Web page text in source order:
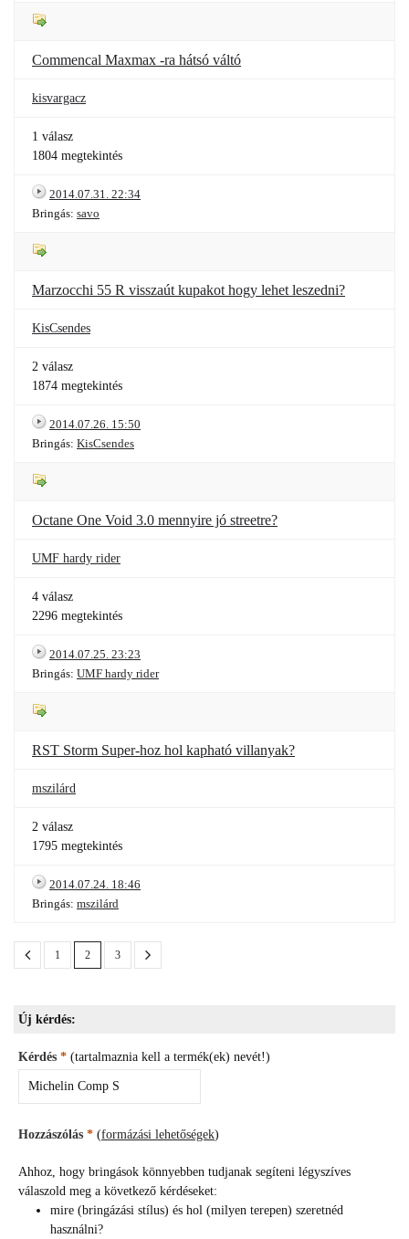
Commencal Maxmax -ra hátsó váltó
kisvargacz
1 válasz
1804 megtekintés
2014.07.31. 22:34
Bringás: savo
Marzocchi 55 R visszaút kupakot hogy lehet leszedni?
KisCsendes
2 válasz
1874 megtekintés
2014.07.26. 15:50
Bringás: KisCsendes
Octane One Void 3.0 mennyire jó streetre?
UMF hardy rider
4 válasz
2296 megtekintés
2014.07.25. 23:23
Bringás: UMF hardy rider
RST Storm Super-hoz hol kapható villanyak?
mszilárd
2 válasz
1795 megtekintés
2014.07.24. 18:46
Bringás: mszilárd
1 2 3
Új kérdés:
Kérdés * (tartalmaznia kell a termék(ek) nevét!)
Hozzászólás * (formázási lehetőségek)
Ahhoz, hogy bringások könnyebben tudjanak segíteni légyszíves
válaszold meg a következő kérdéseket:
mire (bringázási stílus) és hol (milyen terepen) szeretnéd
használni?